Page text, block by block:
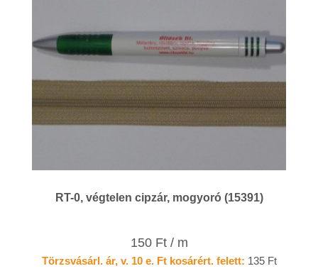
RT-0, végtelen cipzár, mogyoró (15391)
150 Ft / m
Törzsvásárl. ár, v. 10 e. Ft kosárért. felett: 135 Ft